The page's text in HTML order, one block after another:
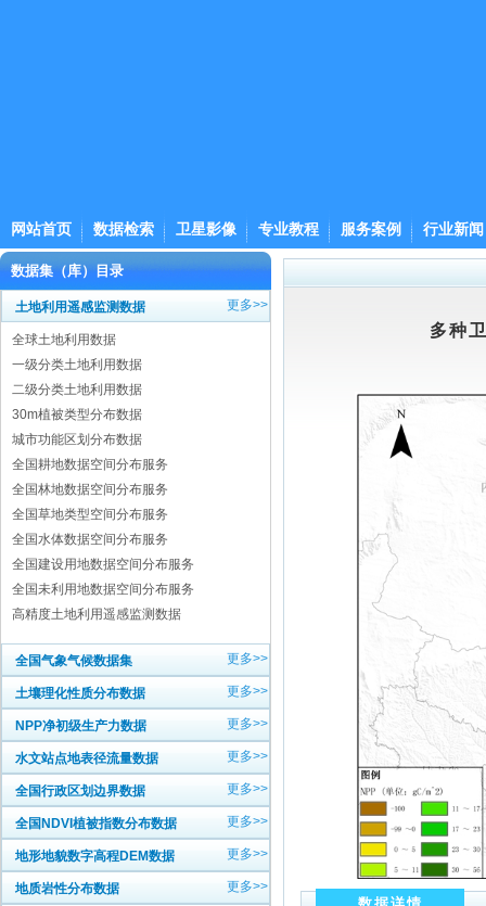
网站首页 数据检索 卫星影像 专业教程 服务案例 行业新闻
数据集（库）目录
土地利用遥感监测数据 更多>>
全球土地利用数据
一级分类土地利用数据
二级分类土地利用数据
30m植被类型分布数据
城市功能区划分布数据
全国耕地数据空间分布服务
全国林地数据空间分布服务
全国草地类型空间分布服务
全国水体数据空间分布服务
全国建设用地数据空间分布服务
全国未利用地数据空间分布服务
高精度土地利用遥感监测数据
全国气象气候数据集 更多>>
土壤理化性质分布数据 更多>>
NPP净初级生产力数据 更多>>
水文站点地表径流量数据 更多>>
全国行政区划边界数据 更多>>
全国NDVI植被指数分布数据 更多>>
地形地貌数字高程DEM数据 更多>>
地质岩性分布数据 更多>>
多种